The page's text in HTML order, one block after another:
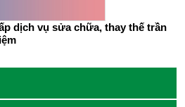
dịch vụ sửa chữa, thay thế trần